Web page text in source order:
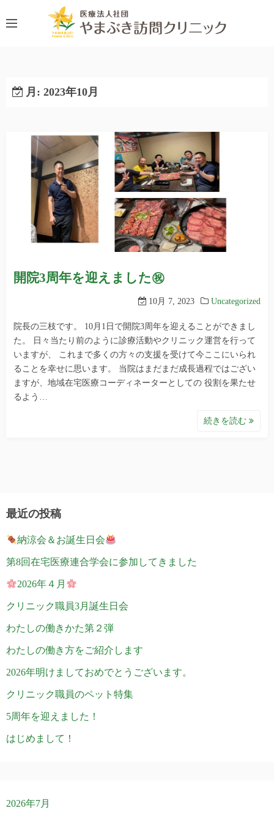
ン
月: 2023年10月
開院3周年を迎えました㊗
10月 7, 2023 Uncategorized
院長の三枝です。 10月1日で開院3周年を迎えることができまし
た。 日々当たり前のように診療活動やクリニック運営を行って
いますが、 これまで多くの方々の支援を受けて今ここにいられ
ることを幸せに思います。 当院はまだまだ成長過程ではござい
ますが、地域在宅医療コーディネーターとしての 役割を果たせ
るよう…
続きを読む
最近の投稿
納涼会＆お誕生日会
第8回在宅医療連合学会に参加してきました
2026年４月
クリニック職員3月誕生日会
わたしの働きかた第２弾
わたしの働き方をご紹介します
2026年明けましておめでとうございます。
クリニック職員のペット特集
5周年を迎えました！
はじめまして！
2026年7月